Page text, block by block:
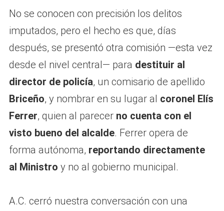
No se conocen con precisión los delitos
imputados, pero el hecho es que, días
después, se presentó otra comisión —esta vez
desde el nivel central— para destituir al
director de policía, un comisario de apellido
Briceño, y nombrar en su lugar al coronel Elís
Ferrer, quien al parecer no cuenta con el
visto bueno del alcalde. Ferrer opera de
forma autónoma, reportando directamente
al Ministro y no al gobierno municipal.
A.C. cerró nuestra conversación con una